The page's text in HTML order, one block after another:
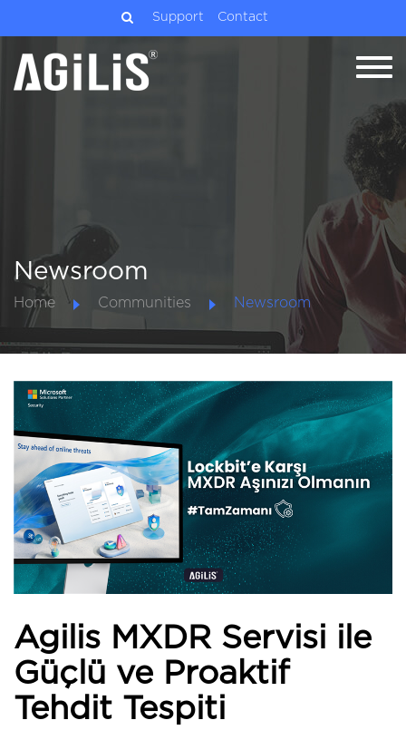
Support Contact
Newsroom
Home Communities Newsroom
Agilis MXDR Servisi ile
Güçlü ve Proaktif
Tehdit Tespiti